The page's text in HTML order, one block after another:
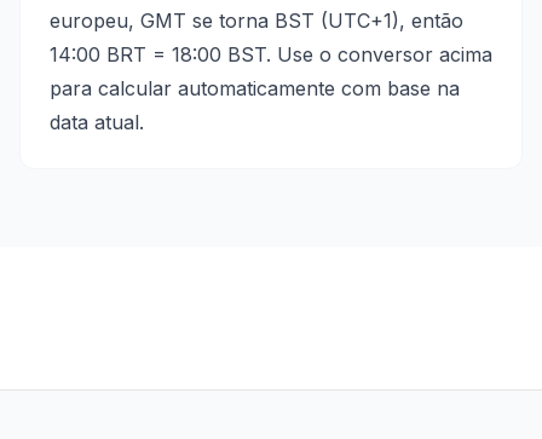
europeu, GMT se torna BST (UTC+1), então
14:00 BRT = 18:00 BST. Use o conversor acima
para calcular automaticamente com base na
data atual.